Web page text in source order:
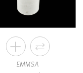
EMMSA